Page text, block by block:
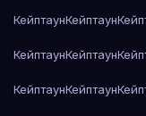
КейптаунКейптаун
КейптаунКейптаун
КейптаунКейптаун